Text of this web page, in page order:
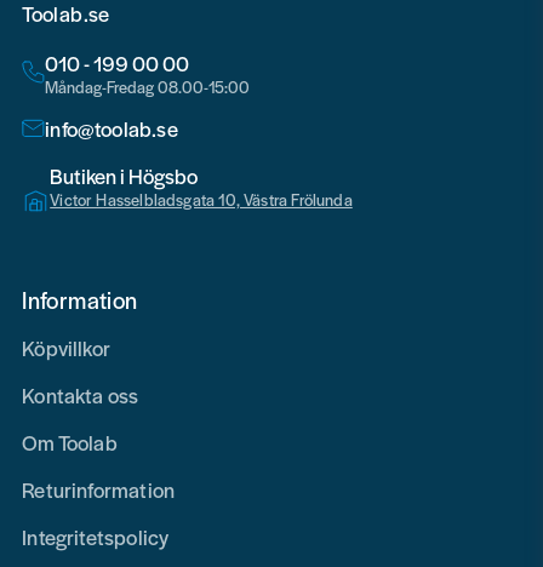
Toolab.se
010 - 199 00 00
Måndag-Fredag 08.00-15:00
info@toolab.se
Butiken i Högsbo
Victor Hasselbladsgata 10, Västra Frölunda
Information
Köpvillkor
Kontakta oss
Om Toolab
Returinformation
Integritetspolicy